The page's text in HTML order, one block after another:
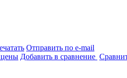
Отправить по e-mail
цены Добавить в сравнение